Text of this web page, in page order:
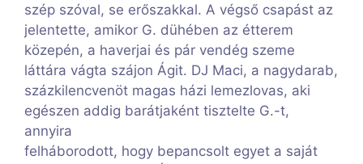
szép szóval, se erőszakkal. A végső csapást az
jelentette, amikor G. dühében az étterem
közepén, a haverjai és pár vendég szeme
láttára vágta szájon Ágit. DJ Maci, a nagydarab,
százkilencvenöt magas házi lemezlovas, aki
egészen addig barátjaként tisztelte G.-t,
annyira
felháborodott, hogy bepancsolt egyet a saját